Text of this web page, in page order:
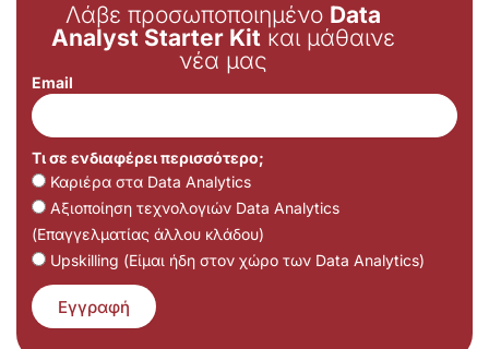
Λάβε προσωποποιημένο Data
Analyst Starter Kit και μάθαινε
νέα μας
Email
Τι σε ενδιαφέρει περισσότερο;
Καριέρα στα Data Analytics
Αξιοποίηση τεχνολογιών Data Analytics
(Επαγγελματίας άλλου κλάδου)
Upskilling (Είμαι ήδη στον χώρο των Data Analytics)
Εγγραφή